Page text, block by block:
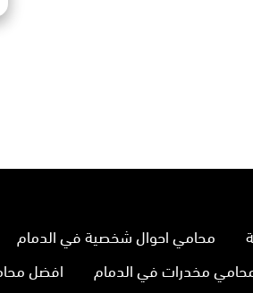
محامي احوال شخصية في الدمام
مخدرات في الدمام
افضل